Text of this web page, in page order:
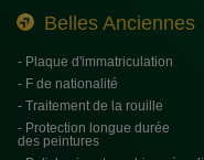
Belles Anciennes
- Plaque d'immatriculation
- F de nationalité
- Traitement de la rouille
- Protection longue durée
des peintures